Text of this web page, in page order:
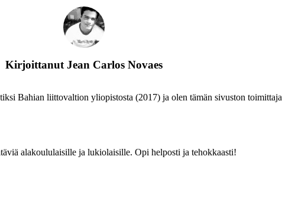
KirjoittanutJean Carlos Novaes
Bahian liittovaltion yliopistosta (2017) ja olen tämän sivuston
alakoululaisille ja lukiolaisille. Opi helposti ja tehokkaasti!